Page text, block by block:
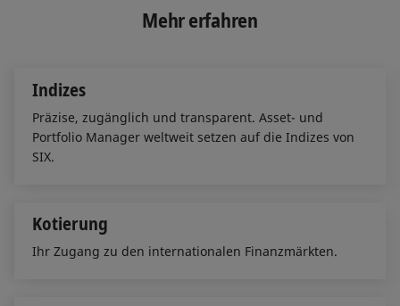
e
d
o
l
Mehr erfahren
Indizes
Präzise, zugänglich und transparent. Asset- und
Portfolio Manager weltweit setzen auf die Indizes von
SIX.
Kotierung
Ihr Zugang zu den internationalen Finanzmärkten.